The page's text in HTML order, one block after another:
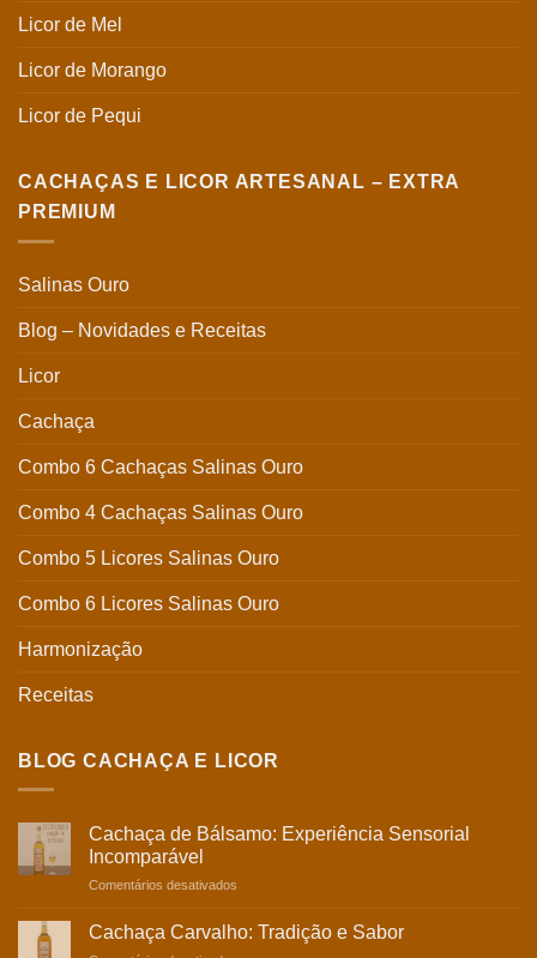
Licor de Mel
Licor de Morango
Licor de Pequi
CACHAÇAS E LICOR ARTESANAL – EXTRA
PREMIUM
Salinas Ouro
Blog – Novidades e Receitas
Licor
Cachaça
Combo 6 Cachaças Salinas Ouro
Combo 4 Cachaças Salinas Ouro
Combo 5 Licores Salinas Ouro
Combo 6 Licores Salinas Ouro
Harmonização
Receitas
BLOG CACHAÇA E LICOR
Cachaça de Bálsamo: Experiência Sensorial
Incomparável
Comentários desativados
Cachaça Carvalho: Tradição e Sabor